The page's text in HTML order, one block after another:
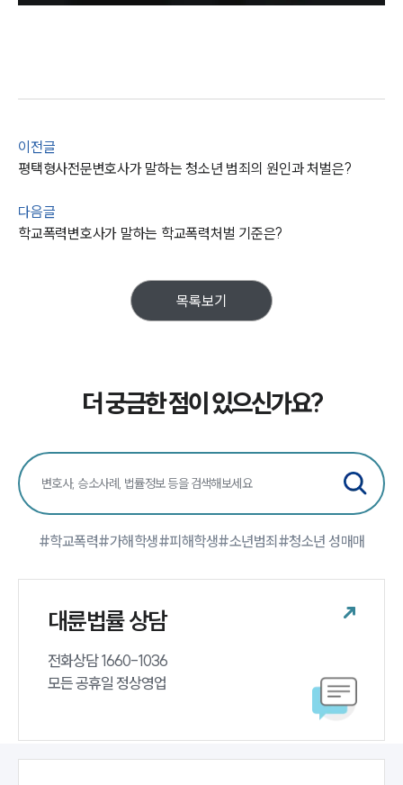
팀소개
대륜의 강점
글로벌 파트너 로펌
이전글
평택형사전문변호사가 말하는 청소년 범죄의 원인과 처벌은?
다음글
학교폭력변호사가 말하는 학교폭력처벌 기준은?
목록보기
더 궁금한 점이 있으신가요?
#학교폭력#가해학생#피해학생#소년범죄 #청소년 성매매
대륜법률 상담
전화상담 1660-1036
모든 공휴일 정상영업